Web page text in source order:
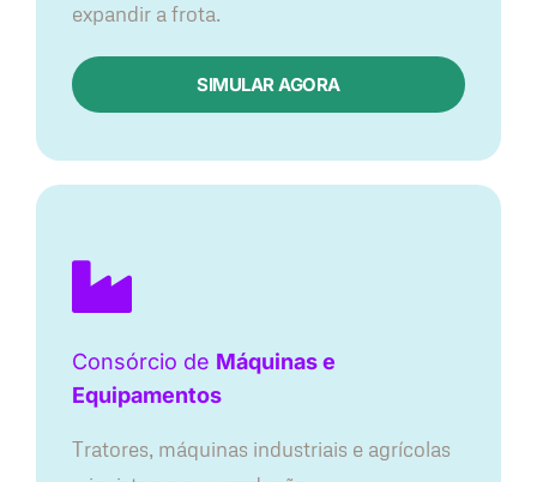
expandir a frota.
SIMULAR AGORA
Consórcio de Máquinas e
Equipamentos
Tratores, máquinas industriais e agrícolas